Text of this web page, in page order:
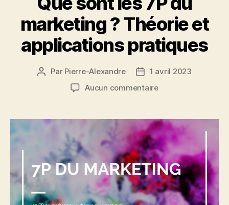
marketing ? Théorie et
applications pratiques
Auteur
Par Pierre-Alexandre
Date1 avril 2023
Aucun commentairesur
les
7P
du
marketing
?
Théorie
et
applications